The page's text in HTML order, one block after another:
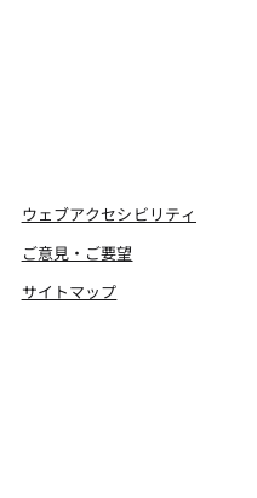
ウェブアクセシビリティ
ご意見・ご要望
サイトマップ